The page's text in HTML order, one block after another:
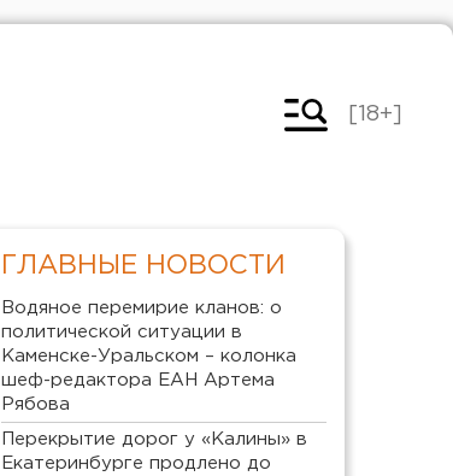
[18+]
ГЛАВНЫЕ НОВОСТИ
Водяное перемирие кланов: о
политической ситуации в
Каменске-Уральском – колонка
шеф-редактора ЕАН Артема
Рябова
Перекрытие дорог у «Калины» в
Екатеринбурге продлено до